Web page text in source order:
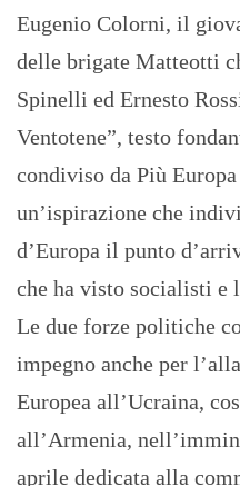
Eugenio Colorni, il
delle brigate Matteotti
Spinelli ed Ernesto
Ventotene”, testo
condiviso da Più
un’ispirazione che
d’Europa il punto
che ha visto socialisti
Le due forze politiche
impegno anche per
Europea all’Ucraina,
all’Armenia,
aprile dedicata alla